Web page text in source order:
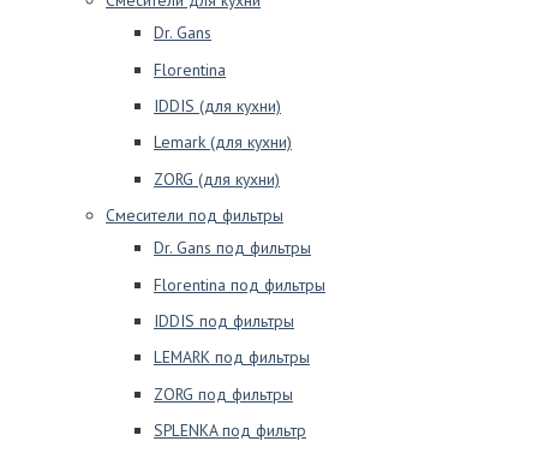
Dr. Gans
Florentina
IDDIS (для кухни)
Lemark (для кухни)
ZORG (для кухни)
Смесители под фильтры
Dr. Gans под фильтры
Florentina под фильтры
IDDIS под фильтры
LEMARK под фильтры
ZORG под фильтры
SPLENKA под фильтр